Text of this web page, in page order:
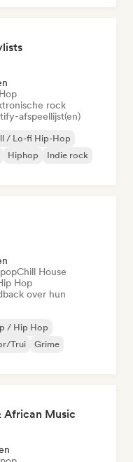
rock
afspeellijst(en)
/ Lo-fi Hip-Hop
Hiphop
Indie rock
Chill House
Hop
over hun
/ Hip Hop
Trui
Grime
African Music